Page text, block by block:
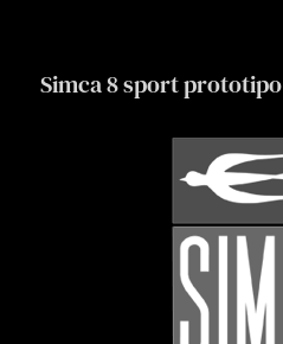
Simca 8 sport prototipo